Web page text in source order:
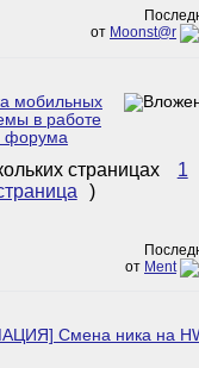
от Mооnst@r
мобильных
в работе
форума
1
)
от Ment
Смена ника на